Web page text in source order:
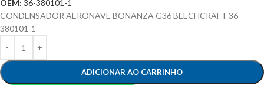
OEM: 36-380101-1
CONDENSADOR AERONAVE BONANZA G36 BEECHCRAFT 36-
380101-1
ADICIONAR AO CARRINHO